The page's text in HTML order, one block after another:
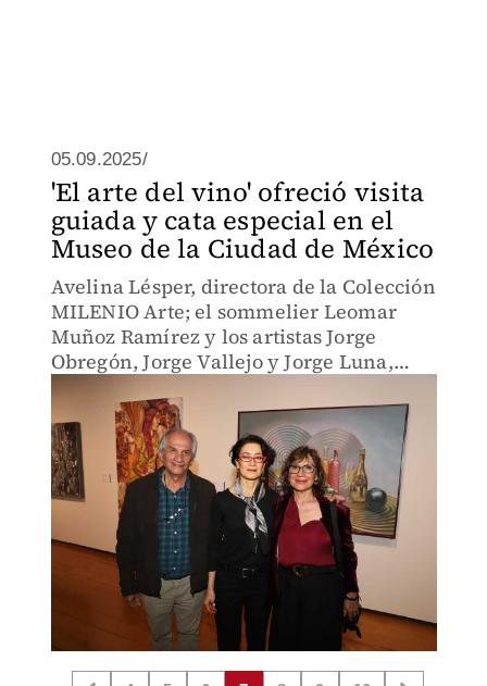
05.09.2025/
'El arte del vino' ofreció visita
guiada y cata especial en el
Museo de la Ciudad de México
Avelina Lésper, directora de la Colección
MILENIO Arte; el sommelier Leomar
Muñoz Ramírez y los artistas Jorge
Obregón, Jorge Vallejo y Jorge Luna,
explicaron al público la profunda
relación entre esta bebida y la creación
artística.